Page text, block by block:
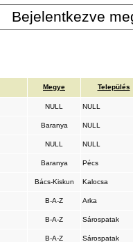
Bejelentkezve
Megye Település
NULL NULL
Baranya NULL
NULL NULL
Baranya Pécs
Bács-Kiskun Kalocsa
B-A-Z Arka
B-A-Z Sárospatak
B-A-Z Sárospatak